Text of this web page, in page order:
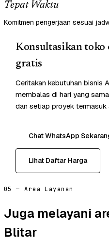
Tepat Waktu
Komitmen pengerjaan sesuai
Konsultasikan toko
gratis
Ceritakan kebutuhan bisnis
membalas di hari yang
dan setiap proyek termasuk
Chat WhatsApp
Lihat Daftar Harga
05 — Area Layanan
Juga melayani
Blitar